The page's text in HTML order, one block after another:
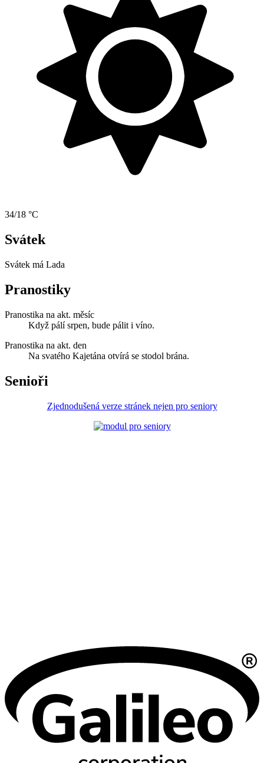
34/18 °C
Svátek
Svátek má Lada
Pranostiky
Pranostika na akt. měsíc
Když pálí srpen, bude pálit i víno.
Pranostika na akt. den
Na svatého Kajetána otvírá se stodol brána.
Senioři
Zjednodušená verze stránek nejen pro seniory